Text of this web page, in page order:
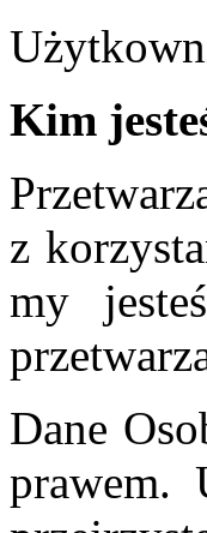
Kim
z
my
Dane
prawem.